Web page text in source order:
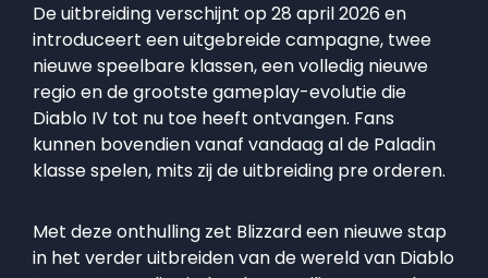
De uitbreiding verschijnt op 28 april 2026 en
introduceert een uitgebreide campagne, twee
nieuwe speelbare klassen, een volledig nieuwe
regio en de grootste gameplay-evolutie die
Diablo IV tot nu toe heeft ontvangen. Fans
kunnen bovendien vanaf vandaag al de Paladin
klasse spelen, mits zij de uitbreiding pre orderen.
Met deze onthulling zet Blizzard een nieuwe stap
in het verder uitbreiden van de wereld van Diablo